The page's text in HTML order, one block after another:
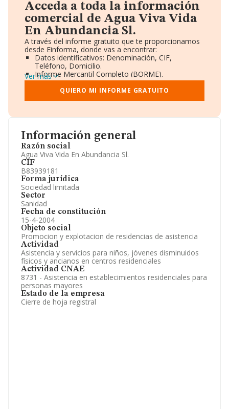
Información general
Razón social
Agua Viva Vida En Abundancia Sl.
CIF
B83939181
Forma jurídica
Sociedad limitada
Sector
Sanidad
Fecha de constitución
15-4-2004
Objeto social
Promocion y explotacion de residencias de asistencia
Actividad
Asistencia y servicios para niños, jóvenes disminuidos
físicos y ancianos en centros residenciales
Actividad CNAE
8731 - Asistencia en establecimientos residenciales para
personas mayores
Estado de la empresa
Cierre de hoja registral
Acceda a toda la información
comercial de Agua Viva Vida
En Abundancia Sl.
A través del informe gratuito que te proporcionamos
desde Einforma, donde vas a encontrar:
Datos identificativos: Denominación, CIF,
Teléfono, Domicilio.
Informe Mercantil Completo (BORME).
Gráficos de Evolución Ventas y Empleados.
Consejo de Administración y Administradores.
Directivos y Ejecutivos.
Información oficial y registral complementaria.
Ver más
QUIERO MI INFORME GRATUITO